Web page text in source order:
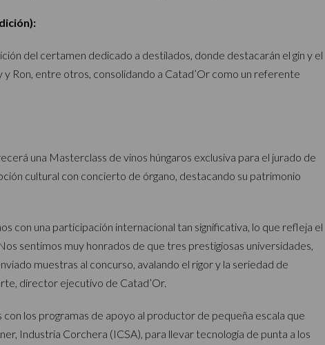
del certamen dedicado a destilados, donde destacarán el gin y el
y Ron, entre otros, consolidando a Catad’Or como un referente
una Masterclass de vinos húngaros exclusiva para el jurado de
cultural con concierto de órgano, destacando su patrimonio
con una participación internacional tan significativa, lo que refleja el
sentimos muy honrados de que tres prestigiosas universidades,
muestras al concurso, avalando el rigor y la seriedad de
director ejecutivo de Catad’Or.
los programas de apoyo al productor de pequeña escala que
Industria Corchera (ICSA), para llevar tecnología de punta a los